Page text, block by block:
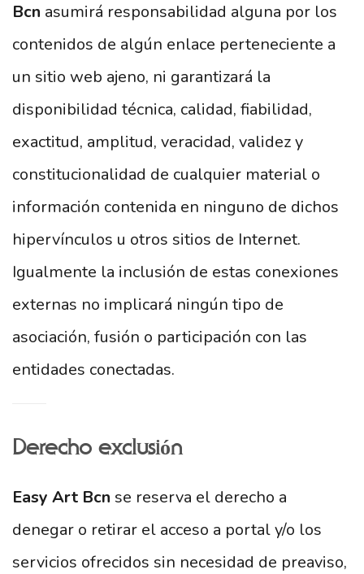
Bcn asumirá responsabilidad alguna por los
contenidos de algún enlace perteneciente a
un sitio web ajeno, ni garantizará la
disponibilidad técnica, calidad, fiabilidad,
exactitud, amplitud, veracidad, validez y
constitucionalidad de cualquier material o
información contenida en ninguno de dichos
hipervínculos u otros sitios de Internet.
Igualmente la inclusión de estas conexiones
externas no implicará ningún tipo de
asociación, fusión o participación con las
entidades conectadas.
Derecho exclusión
Easy Art Bcn se reserva el derecho a
denegar o retirar el acceso a portal y/o los
servicios ofrecidos sin necesidad de preaviso,